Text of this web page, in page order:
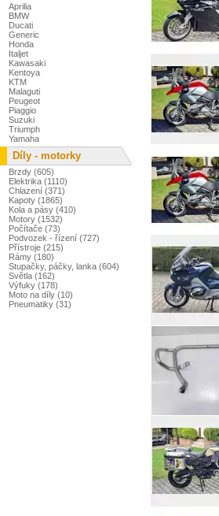
Aprilia
BMW
Ducati
Generic
Honda
Italjet
Kawasaki
Kentoya
KTM
Malaguti
Peugeot
Piaggio
Suzuki
Triumph
Yamaha
Díly - motorky
Brzdy (605)
Elektrika (1110)
Chlazení (371)
Kapoty (1865)
Kola a pásy (410)
Motory (1532)
Počítače (73)
Podvozek - řízení (727)
Přístroje (215)
Rámy (180)
Stupačky, páčky, lanka (604)
Světla (162)
Výfuky (178)
Moto na díly (10)
Pneumatiky (31)